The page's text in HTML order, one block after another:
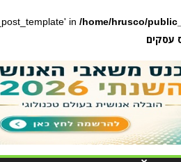
in /home/hrusco/
עסקים